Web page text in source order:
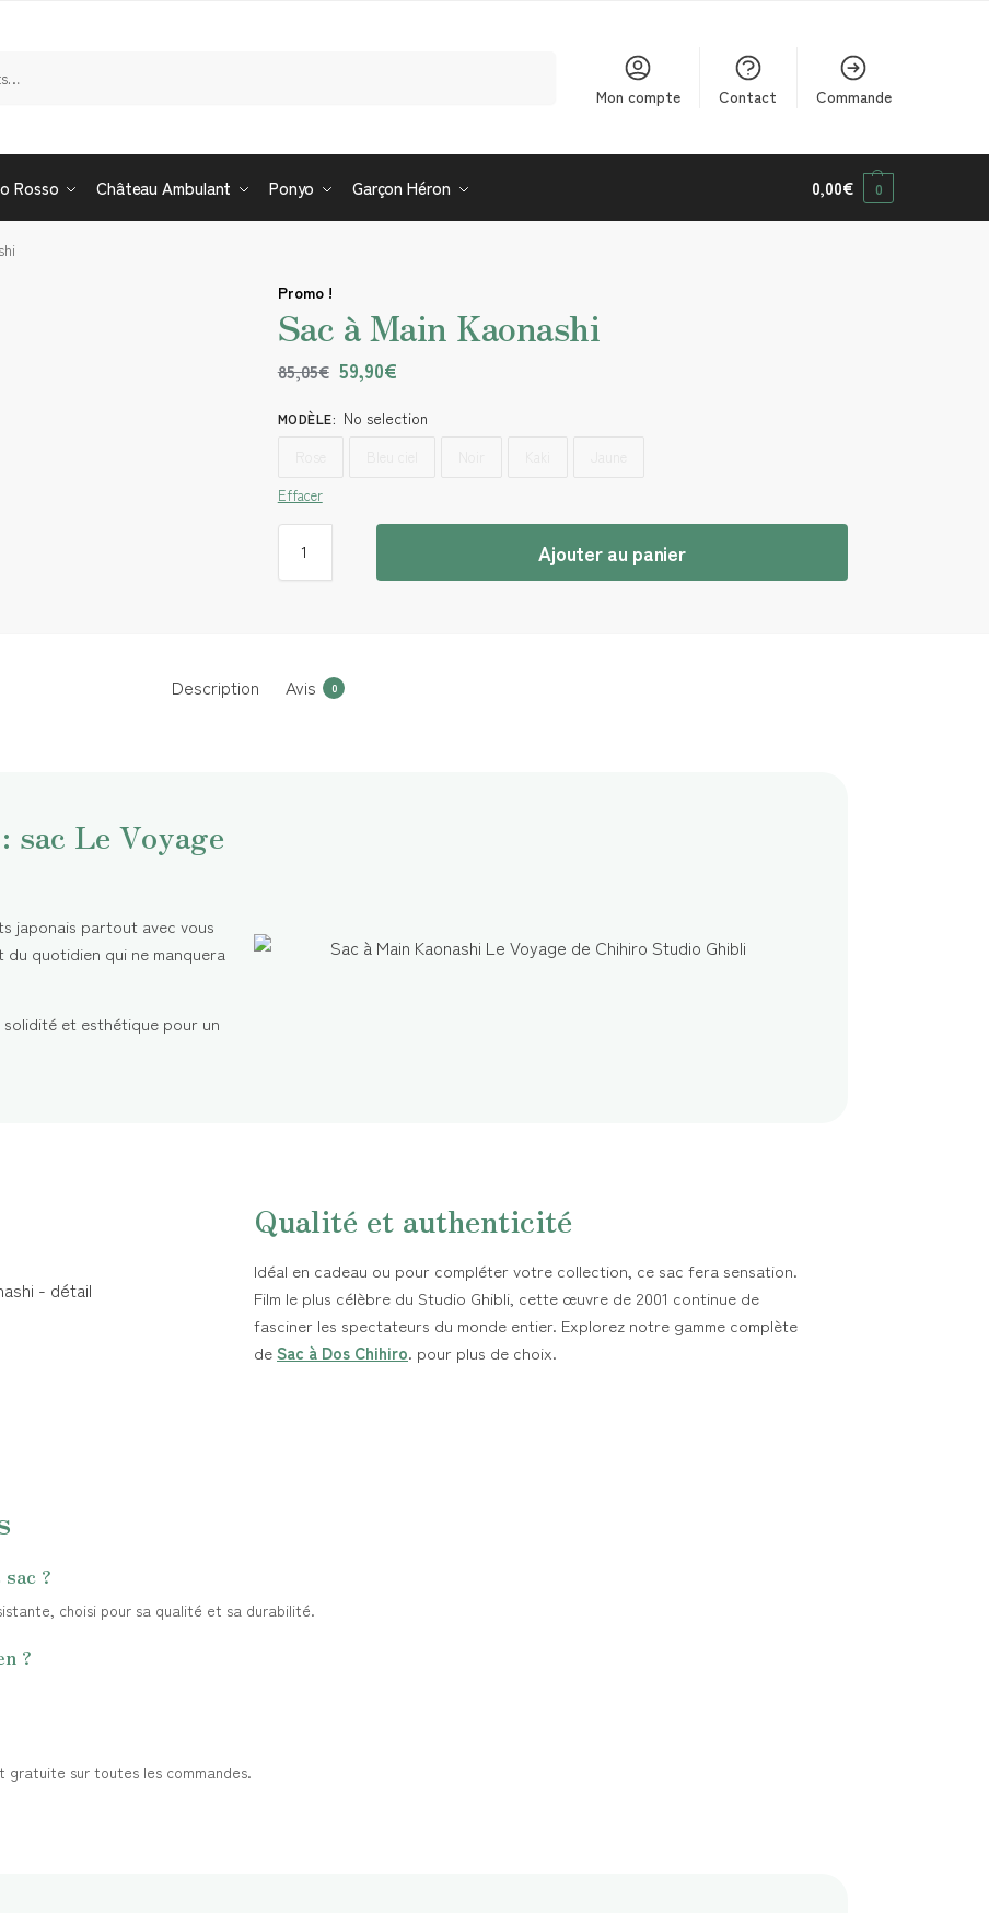
Mon compte Contact Commande
Rosso Château Ambulant Ponyo Garçon Héron 0,00€ 0
Promo !
Sac à Main Kaonashi
85,05€ 59,90€
MODÈLE: No selection
Effacer
Ajouter au panier
Description Avis 0
sac Le Voyage
japonais partout avec vous
du quotidien qui ne manquera
solidité et esthétique pour un
Qualité et authenticité
Idéal en cadeau ou pour compléter votre collection, ce sac fera sensation.
Film le plus célèbre du Studio Ghibli, cette œuvre de 2001 continue de
fasciner les spectateurs du monde entier. Explorez notre gamme complète
deSac à Dos Chihiro. pour plus de choix.
?
choisi pour sa qualité et sa durabilité.
?
gratuite sur toutes les commandes.